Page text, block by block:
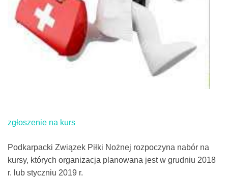
zgłoszenie na kurs
Podkarpacki Związek Piłki Nożnej rozpoczyna nabór na
kursy, których organizacja planowana jest w grudniu 2018
r. lub styczniu 2019 r.